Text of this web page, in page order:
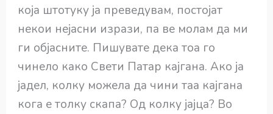
која штотуку ја преведувам, постојат
некои нејасни изрази, па ве молам да ми
ги објасните. Пишувате дека тоа го
чинело како Свети Патар кајгана. Ако ја
јадел, колку можела да чини таа кајгана
кога е толку скапа? Од колку јајца? Во